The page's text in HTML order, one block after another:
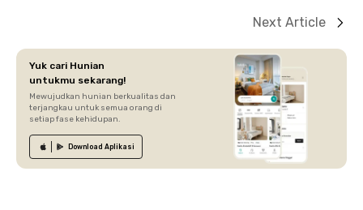
Next Article
Yuk cari Hunian
untukmu sekarang!
Mewujudkan hunian berkualitas dan
terjangkau untuk semua orang di
setiap fase kehidupan.
Download Aplikasi